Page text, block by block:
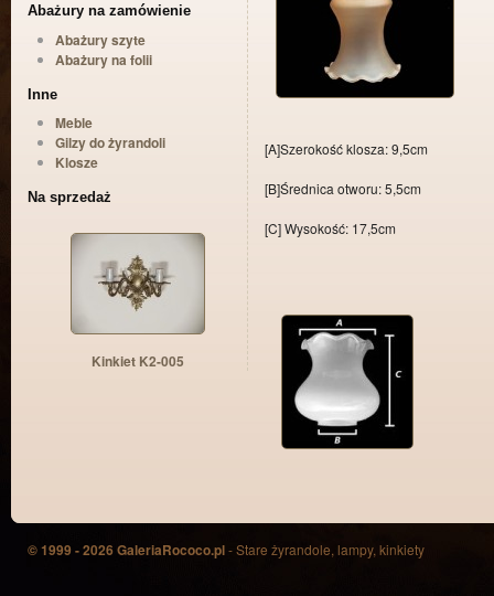
Abażury na zamówienie
Abażury szyte
Abażury na folii
Inne
Meble
Gilzy do żyrandoli
Klosze
Na sprzedaż
Kinkiet K2-005
[A]Szerokość klosza: 9,5cm
[B]Średnica otworu: 5,5cm
[C] Wysokość: 17,5cm
© 1999 - 2026 GaleriaRococo.pl- Stare żyrandole, lampy, kinkiety